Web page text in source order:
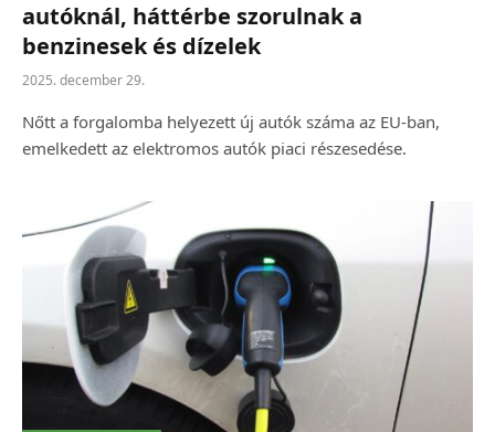
autóknál, háttérbe szorulnak a
benzinesek és dízelek
2025. december 29.
Nőtt a forgalomba helyezett új autók száma az EU-ban,
emelkedett az elektromos autók piaci részesedése.